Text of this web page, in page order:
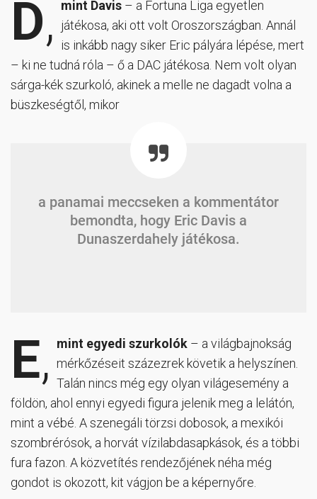
D, mint Davis – a Fortuna Liga egyetlen
játékosa, aki ott volt Oroszországban. Annál
is inkább nagy siker Eric pályára lépése, mert
– ki ne tudná róla – ő a DAC játékosa. Nem volt olyan
sárga-kék szurkoló, akinek a melle ne dagadt volna a
büszkeségtől, mikor
a panamai meccseken a kommentátor
bemondta, hogy Eric Davis a
Dunaszerdahely játékosa.
E, mint egyedi szurkolók – a világbajnokság
mérkőzéseit százezrek követik a helyszínen.
Talán nincs még egy olyan világesemény a
földön, ahol ennyi egyedi figura jelenik meg a lelátón,
mint a vébé. A szenegáli törzsi dobosok, a mexikói
szombrérósok, a horvát vízilabdasapkások, és a többi
fura fazon. A közvetítés rendezőjének néha még
gondot is okozott, kit vágjon be a képernyőre.